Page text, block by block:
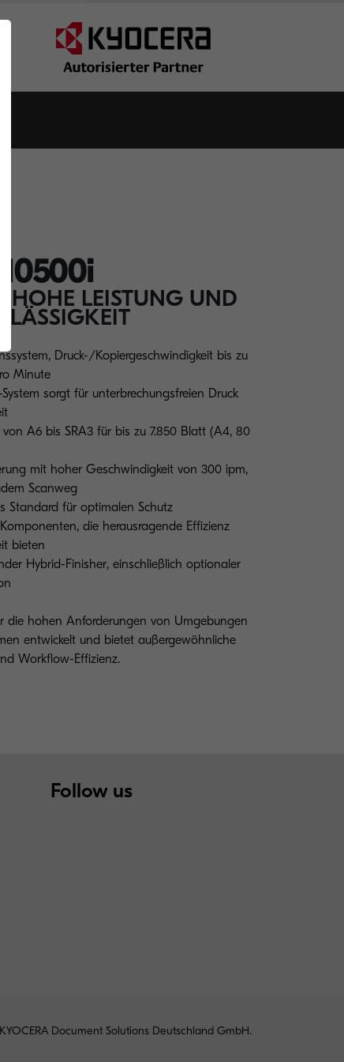
HOHE LEISTUNG UND
Druck-/Kopiergeschwindigkeit bis zu
Minute
sorgt für unterbrechungsfreien Druck
von A6 bis SRA3 für bis zu 7.850 Blatt (A4, 80
mit hoher Geschwindigkeit von 300 ipm,
Scanweg
Standard für optimalen Schutz
die herausragende Effizienz
bieten
Hybrid-Finisher, einschließlich optionaler
die hohen Anforderungen von Umgebungen
entwickelt und bietet außergewöhnliche
Workflow-Effizienz.
Follow us
Document Solutions Deutschland GmbH.